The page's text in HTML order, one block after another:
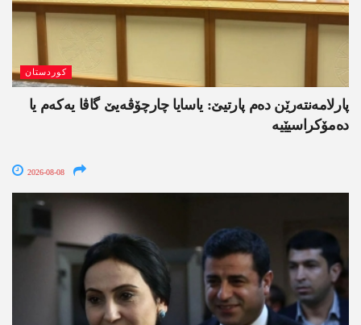
کوردستان
پارلامەنتەرێن دەم پارتیێ: یاسایا چارچۆڤەیێ گاڤا یەکەم یا
دەمۆکراسیێیە
2026-08-08